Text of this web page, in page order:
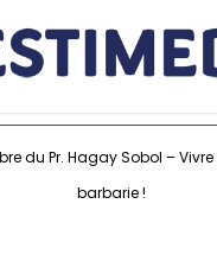
du Pr. Hagay Sobol –
barbarie !